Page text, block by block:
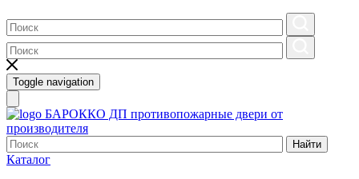
Toggle navigation
БАРОККО ДП противопожарные двери от
производителя
Найти
Каталог